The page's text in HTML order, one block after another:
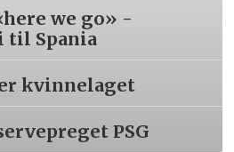
we go» -
til Spania
kvinnelaget
PSG